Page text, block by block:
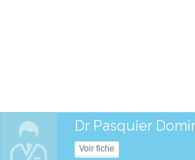
Dr Pasquier
Voir fiche